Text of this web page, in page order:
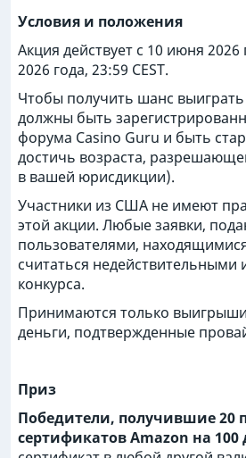
Условия и положения
Акция действует с 10 июня
2026 года, 23:59 CEST.
Чтобы получить шанс выиграть
должны быть
форума Casino Guru и быть
достичь возраста,
в вашей юрисдикции).
Участники из США не имеют
этой акции. Любые заявки,
пользователями,
считаться недействительными
конкурса.
Принимаются только
деньги, подтвержденные
Приз
Победители, получившие 20
сертификатов Amazon на 100